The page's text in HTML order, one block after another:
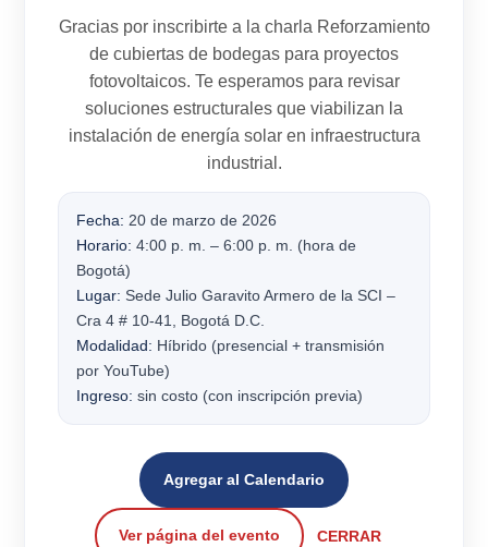
Gracias por inscribirte a la charla Reforzamiento
de cubiertas de bodegas para proyectos
fotovoltaicos. Te esperamos para revisar
soluciones estructurales que viabilizan la
instalación de energía solar en infraestructura
industrial.
Fecha: 20 de marzo de 2026
Horario: 4:00 p. m. – 6:00 p. m. (hora de
Bogotá)
Lugar: Sede Julio Garavito Armero de la SCI –
Cra 4 # 10-41, Bogotá D.C.
Modalidad: Híbrido (presencial + transmisión
por YouTube)
Ingreso: sin costo (con inscripción previa)
Agregar al Calendario
Ver página del evento CERRAR